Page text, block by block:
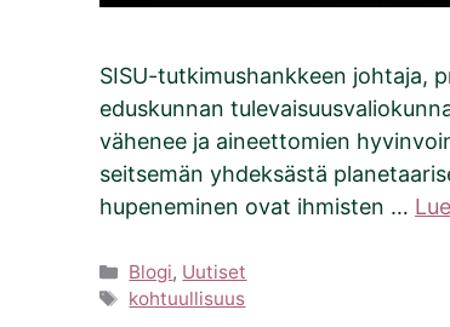
SISU-tutkimushankkeen johtaja,
eduskunnan
vähenee ja aineettomien
seitsemän yhdeksästä
hupeneminen ovat ihmisten …
Kategoriat
Blogi, Uutiset
Avainsanat
kohtuullisuus